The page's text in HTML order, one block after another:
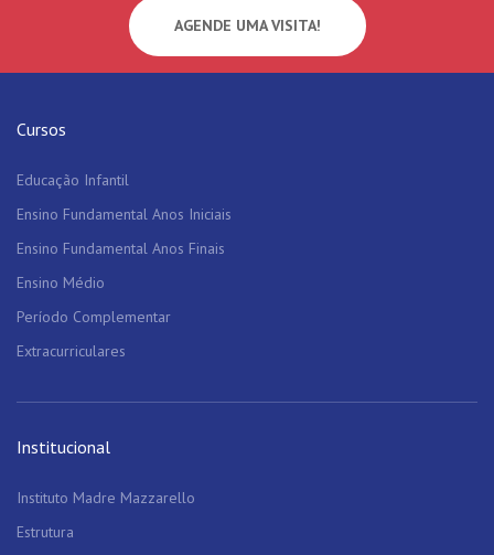
AGENDE UMA VISITA!
Cursos
Educação Infantil
Ensino Fundamental Anos Iniciais
Ensino Fundamental Anos Finais
Ensino Médio
Período Complementar
Extracurriculares
Institucional
Instituto Madre Mazzarello
Estrutura